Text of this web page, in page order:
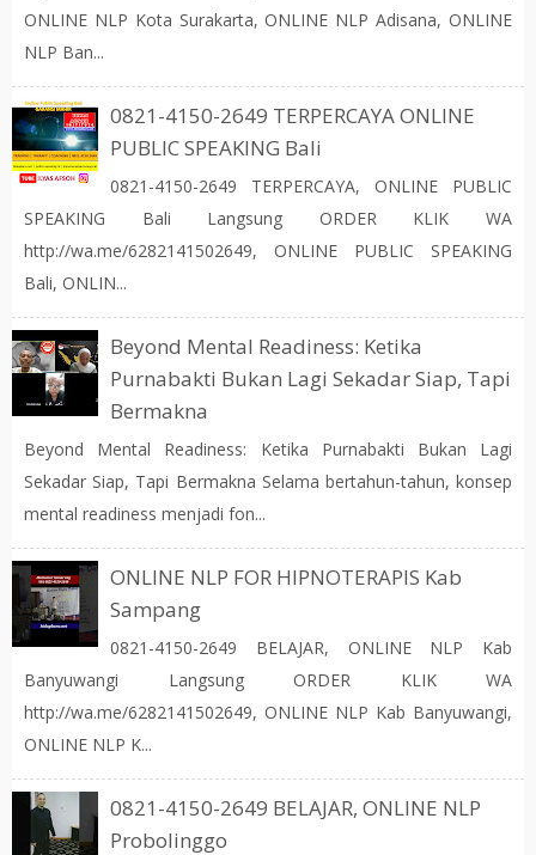
ONLINE NLP Kota Surakarta, ONLINE NLP Adisana, ONLINE
NLP Ban...
0821-4150-2649 TERPERCAYA ONLINE
PUBLIC SPEAKING Bali
0821-4150-2649 TERPERCAYA, ONLINE PUBLIC
SPEAKING Bali Langsung ORDER KLIK WA
http://wa.me/6282141502649, ONLINE PUBLIC SPEAKING
Bali, ONLIN...
Beyond Mental Readiness: Ketika
Purnabakti Bukan Lagi Sekadar Siap, Tapi
Bermakna
Beyond Mental Readiness: Ketika Purnabakti Bukan Lagi
Sekadar Siap, Tapi Bermakna Selama bertahun-tahun, konsep
mental readiness menjadi fon...
ONLINE NLP FOR HIPNOTERAPIS Kab
Sampang
0821-4150-2649 BELAJAR, ONLINE NLP Kab
Banyuwangi Langsung ORDER KLIK WA
http://wa.me/6282141502649, ONLINE NLP Kab Banyuwangi,
ONLINE NLP K...
0821-4150-2649 BELAJAR, ONLINE NLP
Probolinggo